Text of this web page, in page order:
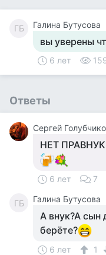
ГБ Галина Бутусова
вы уверены
6 лет
Ответы
Сергей
НЕТ
6 лет 7
ГБ Галина Бутусова
А внук?А сын
берёте?
6 лет
1